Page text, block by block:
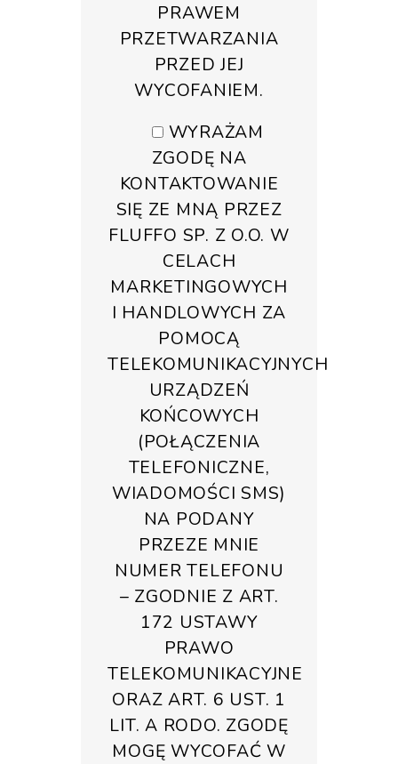
PRAWEM
PRZETWARZANIA
PRZED JEJ
WYCOFANIEM.
WYRAŻAM
ZGODĘ NA
KONTAKTOWANIE
SIĘ ZE MNĄ PRZEZ
FLUFFO SP. Z O.O. W
CELACH
MARKETINGOWYCH
I HANDLOWYCH ZA
POMOCĄ
TELEKOMUNIKACYJNYCH
URZĄDZEŃ
KOŃCOWYCH
(POŁĄCZENIA
TELEFONICZNE,
WIADOMOŚCI SMS)
NA PODANY
PRZEZE MNIE
NUMER TELEFONU
– ZGODNIE Z ART.
172 USTAWY
PRAWO
TELEKOMUNIKACYJNE
ORAZ ART. 6 UST. 1
LIT. A RODO. ZGODĘ
MOGĘ WYCOFAĆ W